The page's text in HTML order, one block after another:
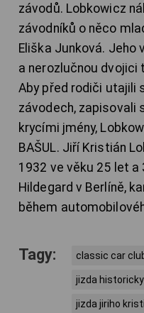
závodů. Lobkowicz
závodníků o něco
Eliška Junková. Jeho
a nerozlučnou dvojici
Aby před rodiči utajili
závodech, zapisovali
krycími jmény,
BAŠUL. Jiří Kristián
1932 ve věku 25 let
Hildegard v Berlíně,
během
Tagy: classic car
jizda
jizda jiriho